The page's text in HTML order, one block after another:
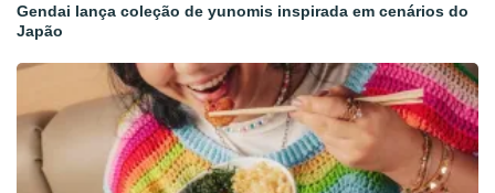
Gendai lança coleção de yunomis inspirada em cenários do
Japão